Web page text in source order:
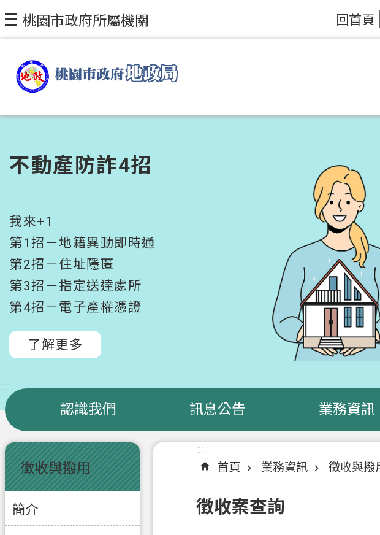
跳到主要內容區塊
桃園市政府所屬機關 回首頁
不動產防詐4招
我來+1
第1招－地籍異動即時通
第2招－住址隱匿
第3招－指定送達處所
第4招－電子產權憑證
了解更多
:::
認識我們 訊息公告 業務資訊
:::
徵收與撥用
簡介
:::
首頁
業務資訊 徵收與撥
徵收案查詢